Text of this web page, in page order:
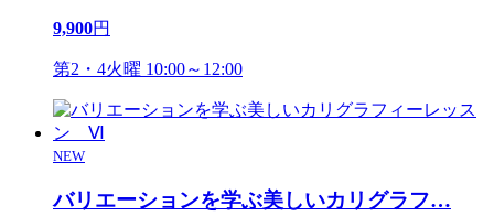
9,900円
第2・4火曜 10:00～12:00
NEW
バリエーションを学ぶ美しいカリグラフ…